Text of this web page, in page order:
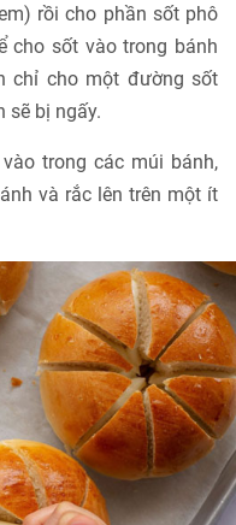
rồi cho phần sốt phô
cho sốt vào trong bánh
chỉ cho một đường sốt
sẽ bị ngấy.
trong các múi bánh,
và rắc lên trên một ít